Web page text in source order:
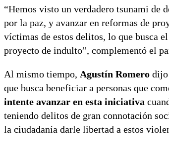
“Hemos visto un verdadero tsunami de
por la paz, y avanzar en reformas de
víctimas de estos delitos, lo que busca
proyecto de indulto”, complementó el
Al mismo tiempo, Agustín Romero dijo
que busca beneficiar a personas que
intente avanzar en esta iniciativa
teniendo delitos de gran connotación
la ciudadanía darle libertad a estos